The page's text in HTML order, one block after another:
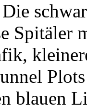
Spitäler
blauen